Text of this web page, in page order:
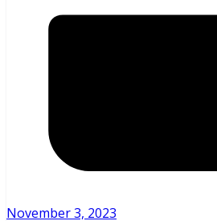
November 3, 2023